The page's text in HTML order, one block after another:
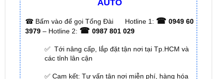
ĐỊA CHỈ TỚI TRUNG TÂM PHỤ KIỆN Ô
TÔ - ĐỒ CHƠI TRANG TRÍ XE HƠI ZKAR
Bấm vào để gọi Tổng Đài